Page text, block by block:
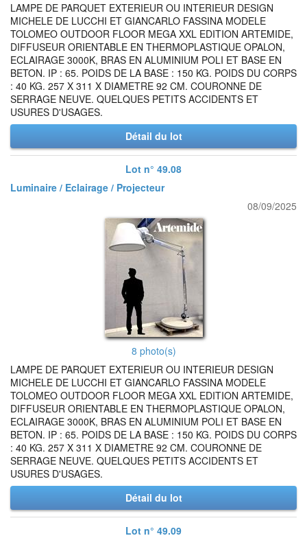
LAMPE DE PARQUET EXTERIEUR OU INTERIEUR DESIGN
MICHELE DE LUCCHI ET GIANCARLO FASSINA MODELE
TOLOMEO OUTDOOR FLOOR MEGA XXL EDITION ARTEMIDE,
DIFFUSEUR ORIENTABLE EN THERMOPLASTIQUE OPALON,
ECLAIRAGE 3000K, BRAS EN ALUMINIUM POLI ET BASE EN
BETON. IP : 65. POIDS DE LA BASE : 150 KG. POIDS DU CORPS
: 40 KG. 257 X 311 X DIAMETRE 92 CM. COURONNE DE
SERRAGE NEUVE. QUELQUES PETITS ACCIDENTS ET
USURES D'USAGES.
Détail du lot
Lot n° 49.08
Luminaire / Eclairage / Projecteur
08/09/2025
8 photo(s)
LAMPE DE PARQUET EXTERIEUR OU INTERIEUR DESIGN
MICHELE DE LUCCHI ET GIANCARLO FASSINA MODELE
TOLOMEO OUTDOOR FLOOR MEGA XXL EDITION ARTEMIDE,
DIFFUSEUR ORIENTABLE EN THERMOPLASTIQUE OPALON,
ECLAIRAGE 3000K, BRAS EN ALUMINIUM POLI ET BASE EN
BETON. IP : 65. POIDS DE LA BASE : 150 KG. POIDS DU CORPS
: 40 KG. 257 X 311 X DIAMETRE 92 CM. COURONNE DE
SERRAGE NEUVE. QUELQUES PETITS ACCIDENTS ET
USURES D'USAGES.
Détail du lot
Lot n° 49.09